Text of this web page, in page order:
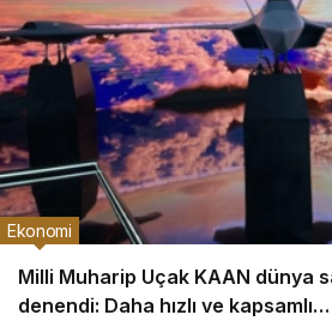
Milli Muharip Uçak KAAN dünya
denendi: Daha hızlı ve kapsamlı…
Ekonomi